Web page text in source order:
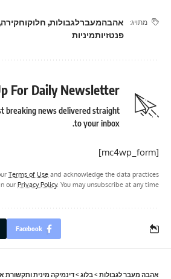
מתויג: אהבהמעברלגבולות,חלוקוחקירה,
פנטזיותמיניות
For Daily Newsletter
breaking news delivered straight
to your inbox.
ourTerms of Useand acknowledge the data practices
in ourPrivacy Policy. You may unsubscribe at any time.
Facebook
אהבה מעבר לגבולות > בלוג > דינמיקה מינית ותקשורת